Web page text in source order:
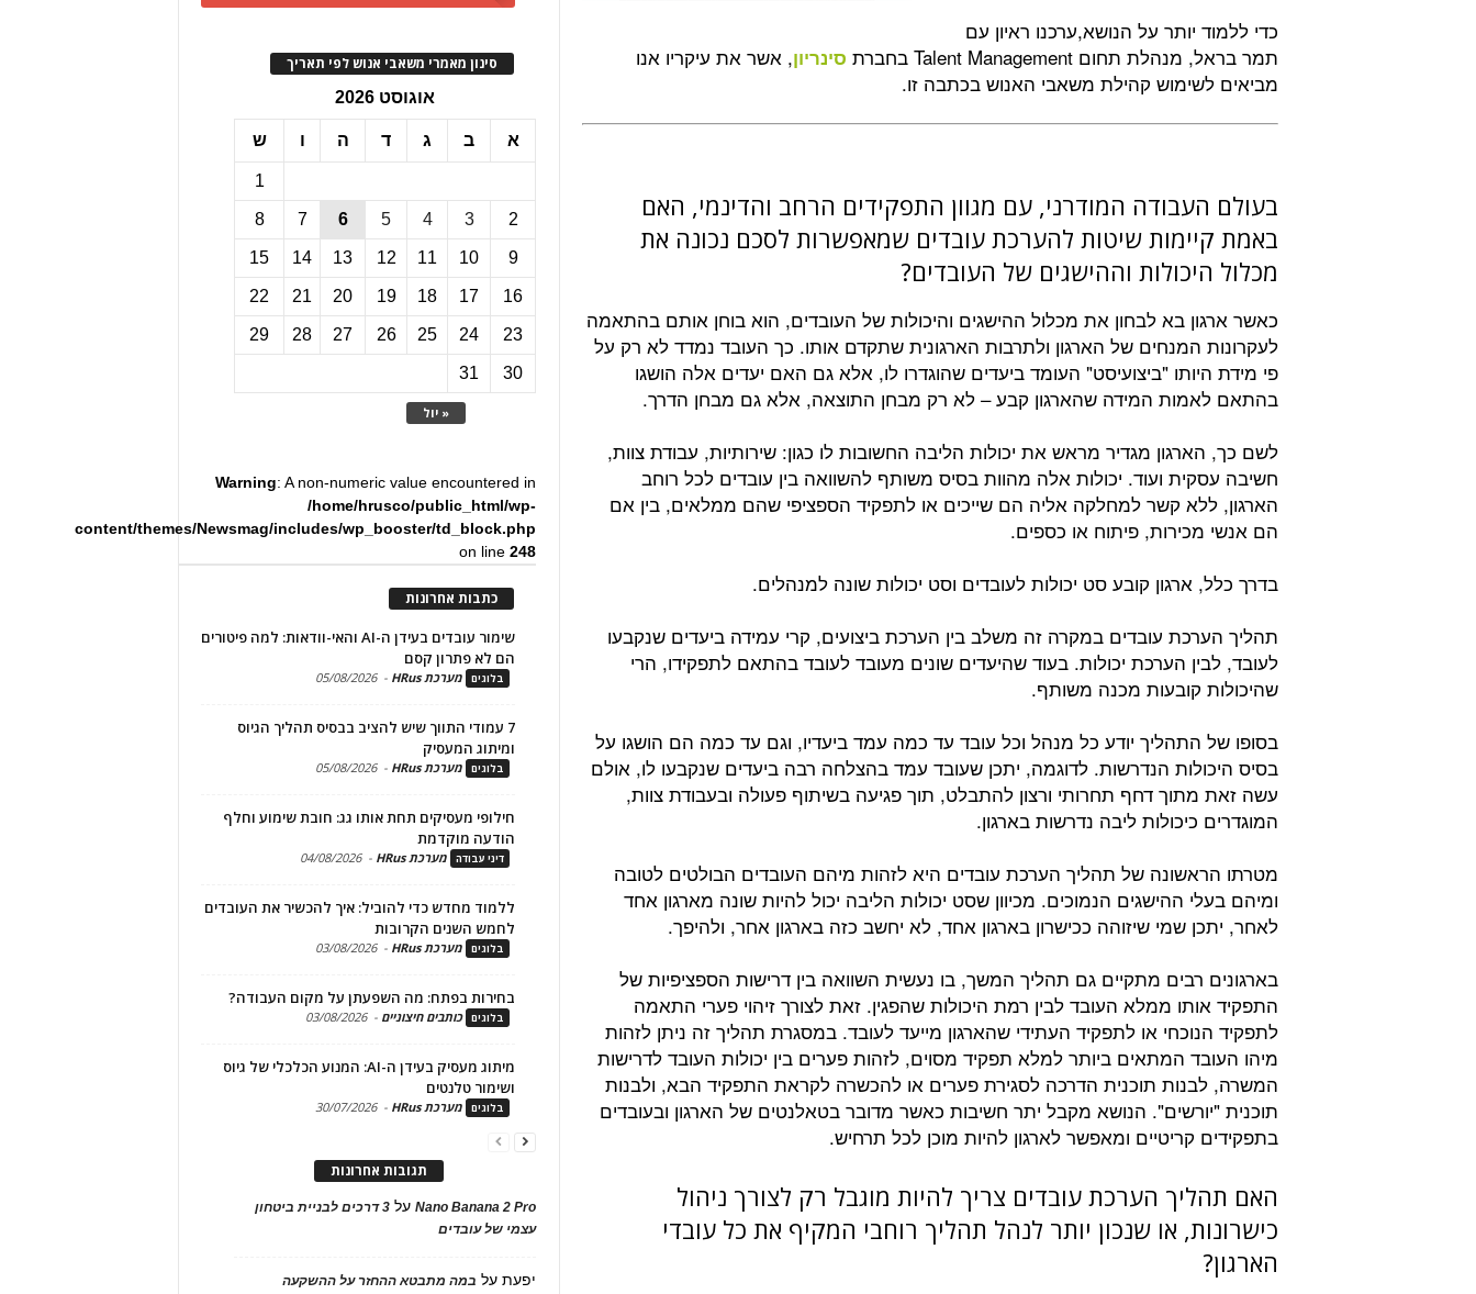
כדי ללמוד יותר על הנושא,ערכנו ראיון עם
תמר בראל, מנהלת תחום Talent Management בחברת
סינריון, אשר את עיקריו אנו
מביאים לשימוש קהילת משאבי האנוש בכתבה זו.
בעולם העבודה המודרני, עם מגוון התפקידים הרחב והדינמי, האם
באמת קיימות שיטות להערכת עובדים שמאפשרות לסכם נכונה את
מכלול היכולות וההישגים של העובדים?
כאשר ארגון בא לבחון את מכלול ההישגים והיכולות של העובדים, הוא בוחן אותם בהתאמה
לעקרונות המנחים של הארגון ולתרבות הארגונית שתקדם אותו. כך העובד נמדד לא רק על
פי מידת היותו "ביצועיסט" העומד ביעדים שהוגדרו לו, אלא גם האם יעדים אלה הושגו
בהתאם לאמות המידה שהארגון קבע – לא רק מבחן התוצאה, אלא גם מבחן הדרך.
לשם כך, הארגון מגדיר מראש את יכולות הליבה החשובות לו כגון: שירותיות, עבודת צוות,
חשיבה עסקית ועוד. יכולות אלה מהוות בסיס משותף להשוואה בין עובדים לכל רוחב
הארגון, ללא קשר למחלקה אליה הם שייכים או לתפקיד הספציפי שהם ממלאים, בין אם
הם אנשי מכירות, פיתוח או כספים.
בדרך כלל, ארגון קובע סט יכולות לעובדים וסט יכולות שונה למנהלים.
תהליך הערכת עובדים במקרה זה משלב בין הערכת ביצועים, קרי עמידה ביעדים שנקבעו
לעובד, לבין הערכת יכולות. בעוד שהיעדים שונים מעובד לעובד בהתאם לתפקידו, הרי
שהיכולות קובעות מכנה משותף.
בסופו של התהליך יודע כל מנהל וכל עובד עד כמה עמד ביעדיו, וגם עד כמה הם הושגו על
בסיס היכולות הנדרשות. לדוגמה, יתכן שעובד עמד בהצלחה רבה ביעדים שנקבעו לו, אולם
עשה זאת מתוך דחף תחרותי ורצון להתבלט, תוך פגיעה בשיתוף פעולה ובעבודת צוות,
המוגדרים כיכולות ליבה נדרשות בארגון.
מטרתו הראשונה של תהליך הערכת עובדים היא לזהות מיהם העובדים הבולטים לטובה
ומיהם בעלי ההישגים הנמוכים. מכיוון שסט יכולות הליבה יכול להיות שונה מארגון אחד
לאחר, יתכן שמי שיזוהה ככישרון בארגון אחד, לא יחשב כזה בארגון אחר, ולהיפך.
בארגונים רבים מתקיים גם תהליך המשך, בו נעשית השוואה בין דרישות הספציפיות של
התפקיד אותו ממלא העובד לבין רמת היכולות שהפגין. זאת לצורך זיהוי פערי התאמה
לתפקיד הנוכחי או לתפקיד העתידי שהארגון מייעד לעובד. במסגרת תהליך זה ניתן לזהות
מיהו העובד המתאים ביותר למלא תפקיד מסוים, לזהות פערים בין יכולות העובד לדרישות
המשרה, לבנות תוכנית הדרכה לסגירת פערים או להכשרה לקראת התפקיד הבא, ולבנות
תוכנית "יורשים". הנושא מקבל יתר חשיבות כאשר מדובר בטאלנטים של הארגון ובעובדים
בתפקידים קריטיים ומאפשר לארגון להיות מוכן לכל תרחיש.
האם תהליך הערכת עובדים צריך להיות מוגבל רק לצורך ניהול
כישרונות, או שנכון יותר לנהל תהליך רוחבי המקיף את כל עובדי
הארגון?
סינון מאמרי משאבי אנוש לפי תאריך
אוגוסט 2026
א ב ג ד ה ו ש
« יול
1
2
3
4
5
6
7
8
9
10
11
12
13
14
15
16
17
18
19
20
21
22
23
24
25
26
27
28
29
30
31
Warning: A non-numeric value encountered in
/home/hrusco/public_html/wp-
content/themes/Newsmag/includes/wp_booster/td_block.php
on line248
כתבות אחרונות
שימור עובדים בעידן ה-AI והאי-וודאות: למה פיטורים
הם לא פתרון קסם
בלוגים מערכת HRus -
05/08/2026
7 עמודי התווך שיש להציב בבסיס תהליך הגיוס
ומיתוג המעסיק
בלוגים מערכת HRus -
05/08/2026
חילופי מעסיקים תחת אותו גג: חובת שימוע וחלף
הודעה מוקדמת
דיני עבודה מערכת HRus -
04/08/2026
ללמוד מחדש כדי להוביל: איך להכשיר את העובדים
לחמש השנים הקרובות
בלוגים מערכת HRus -
03/08/2026
בחירות בפתח: מה השפעתן על מקום העבודה?
בלוגים כותבים חיצוניים -
03/08/2026
מיתוג מעסיק בעידן ה-AI: המנוע הכלכלי של גיוס
ושימור טלנטים
בלוגים מערכת HRus -
30/07/2026
תגובות אחרונות
Nano Banana 2 Proעל 3 דרכים לבניית ביטחון
עצמי של עובדים
יפעתעל במה מתבטא ההחזר על ההשקעה